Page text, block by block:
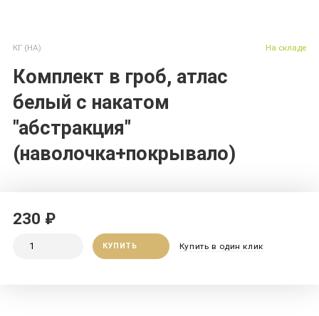
КГ (НА)
Комплект в гроб, атлас
белый с накатом
"абстракция"
(наволочка+покрывало)
На складе
230 ₽
КУПИТЬ Купить в один клик